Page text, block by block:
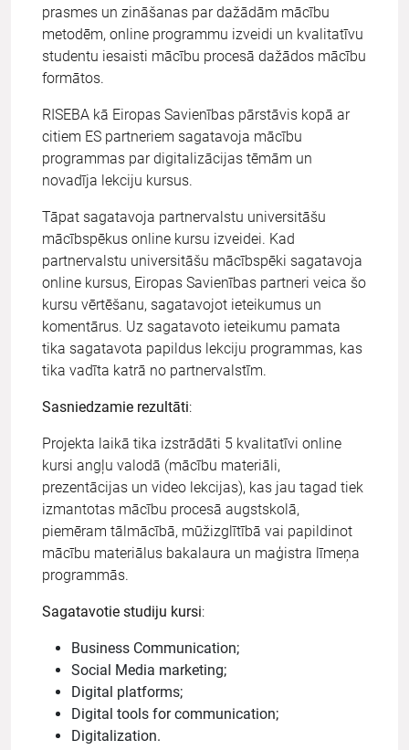
prasmes un zināšanas par dažādām mācību
metodēm, online programmu izveidi un kvalitatīvu
studentu iesaisti mācību procesā dažādos mācību
formātos.
RISEBA kā Eiropas Savienības pārstāvis kopā ar
citiem ES partneriem sagatavoja mācību
programmas par digitalizācijas tēmām un
novadīja lekciju kursus.
Tāpat sagatavoja partnervalstu universitāšu
mācībspēkus online kursu izveidei. Kad
partnervalstu universitāšu mācībspēki sagatavoja
online kursus, Eiropas Savienības partneri veica šo
kursu vērtēšanu, sagatavojot ieteikumus un
komentārus. Uz sagatavoto ieteikumu pamata
tika sagatavota papildus lekciju programmas, kas
tika vadīta katrā no partnervalstīm.
Sasniedzamie rezultāti:
Projekta laikā tika izstrādāti 5 kvalitatīvi online
kursi angļu valodā (mācību materiāli,
prezentācijas un video lekcijas), kas jau tagad tiek
izmantotas mācību procesā augstskolā,
piemēram tālmācībā, mūžizglītībā vai papildinot
mācību materiālus bakalaura un maģistra līmeņa
programmās.
Sagatavotie studiju kursi:
Business Communication;
Social Media marketing;
Digital platforms;
Digital tools for communication;
Digitalization.